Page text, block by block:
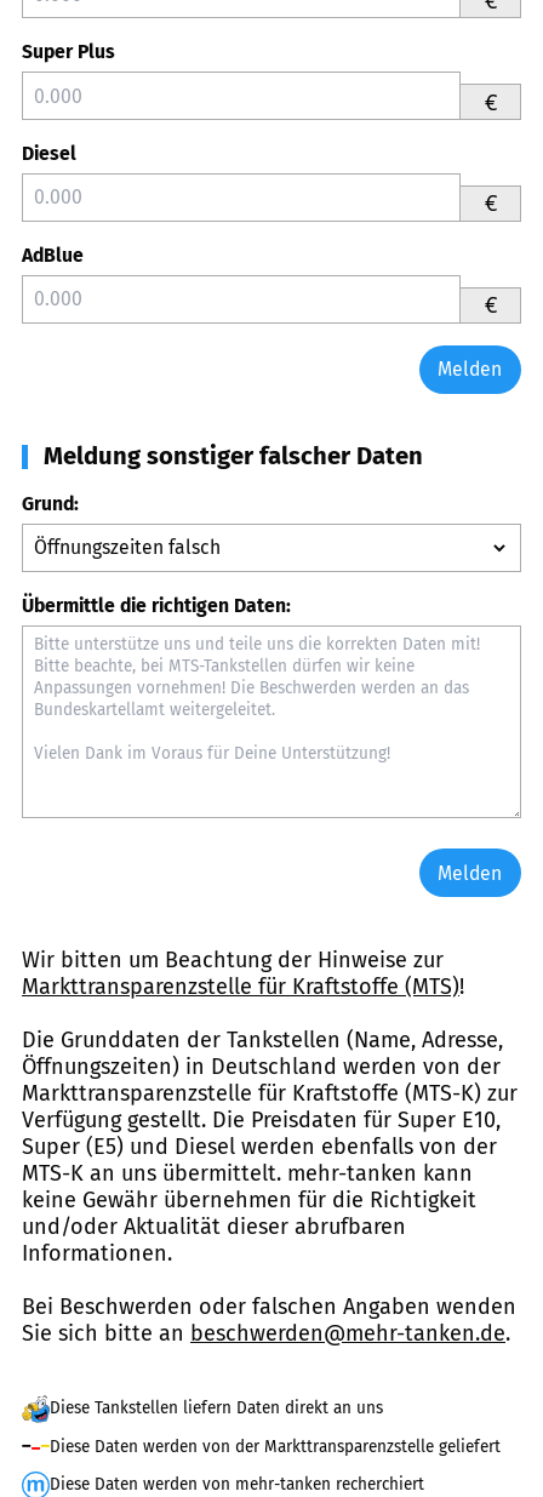
Super Plus
€
Diesel
€
AdBlue
€
Melden
Meldung sonstiger falscher Daten
Grund:
Übermittle die richtigen Daten:
Melden
Wir bitten um Beachtung der Hinweise zur
Markttransparenzstelle für Kraftstoffe (MTS)!
Die Grunddaten der Tankstellen (Name, Adresse,
Öffnungszeiten) in Deutschland werden von der
Markttransparenzstelle für Kraftstoffe (MTS-K) zur
Verfügung gestellt. Die Preisdaten für Super E10,
Super (E5) und Diesel werden ebenfalls von der
MTS-K an uns übermittelt. mehr-tanken kann
keine Gewähr übernehmen für die Richtigkeit
und/oder Aktualität dieser abrufbaren
Informationen.
Bei Beschwerden oder falschen Angaben wenden
Sie sich bitte an beschwerden@mehr-tanken.de.
Diese Tankstellen liefern Daten direkt an uns
Diese Daten werden von der Markttransparenzstelle geliefert
Diese Daten werden von mehr-tanken recherchiert